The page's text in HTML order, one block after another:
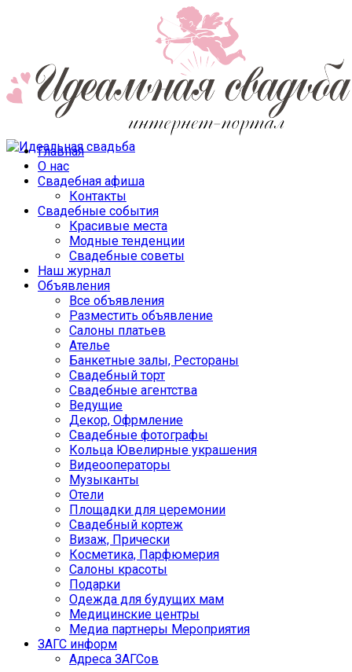
Главная
О нас
Свадебная афиша
Контакты
Свадебные события
Красивые места
Модные тенденции
Свадебные советы
Наш журнал
Объявления
Все объявления
Разместить объявление
Салоны платьев
Ателье
Банкетные залы, Рестораны
Свадебный торт
Свадебные агентства
Ведущие
Декор, Офрмление
Свадебные фотографы
Кольца Ювелирные украшения
Видеооператоры
Музыканты
Отели
Площадки для церемонии
Свадебный кортеж
Визаж, Прически
Косметика, Парфюмерия
Салоны красоты
Подарки
Одежда для будущих мам
Медицинские центры
Медиа партнеры Мероприятия
ЗАГС информ
Адреса ЗАГСов